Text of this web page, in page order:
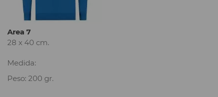
Area 7
28 x 40 cm.
Medida:
Peso: 200 gr.